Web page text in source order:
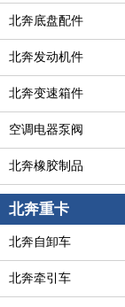
北奔底盘配件
北奔发动机件
北奔变速箱件
空调电器泵阀
北奔橡胶制品
北奔重卡
北奔自卸车
北奔牵引车